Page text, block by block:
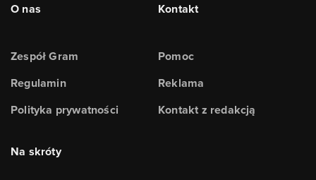
O nas
Zespół Gram
Regulamin
Polityka prywatności
Kontakt
Pomoc
Reklama
Kontakt z redakcją
Na skróty